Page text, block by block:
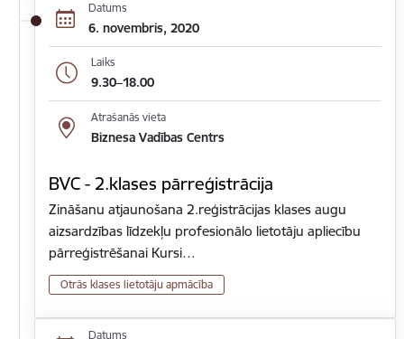
Datums
6. novembris, 2020
Laiks
9.30–18.00
Atrašanās vieta
Biznesa Vadības Centrs
BVC - 2.klases pārreģistrācija
Zināšanu atjaunošana 2.reģistrācijas klases augu
aizsardzības līdzekļu profesionālo lietotāju apliecību
pārreģistrēšanai Kursi…
Otrās klases lietotāju apmācība
Datums